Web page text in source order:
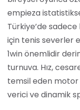
empieza
Türkiye’de
için tenis severler
1win önemlidir
turnuva. Hız,
temsil eden motor
verici ve dinamik